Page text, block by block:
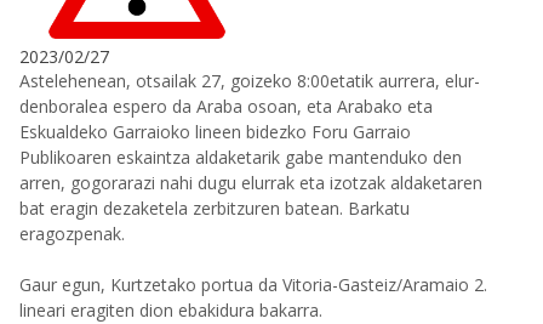
2023/02/27
Astelehenean, otsailak 27, goizeko 8:00etatik aurrera, elur-
denboralea espero da Araba osoan, eta Arabako eta
Eskualdeko Garraioko lineen bidezko Foru Garraio
Publikoaren eskaintza aldaketarik gabe mantenduko den
arren, gogorarazi nahi dugu elurrak eta izotzak aldaketaren
bat eragin dezaketela zerbitzuren batean. Barkatu
eragozpenak.
Gaur egun, Kurtzetako portua da Vitoria-Gasteiz/Aramaio 2.
lineari eragiten dion ebakidura bakarra.